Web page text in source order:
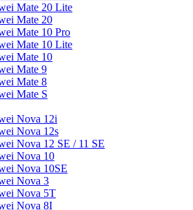
Mate 20 Lite
Mate 20
Mate 10 Pro
Mate 10 Lite
Mate 10
Mate 9
Mate 8
Mate S
Nova 12i
Nova 12s
Nova 12 SE / 11 SE
Nova 10
Nova 10SE
Nova 3
Nova 5T
Nova 8I